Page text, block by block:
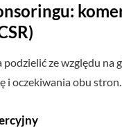
ze względu na
i oczekiwania obu stron.